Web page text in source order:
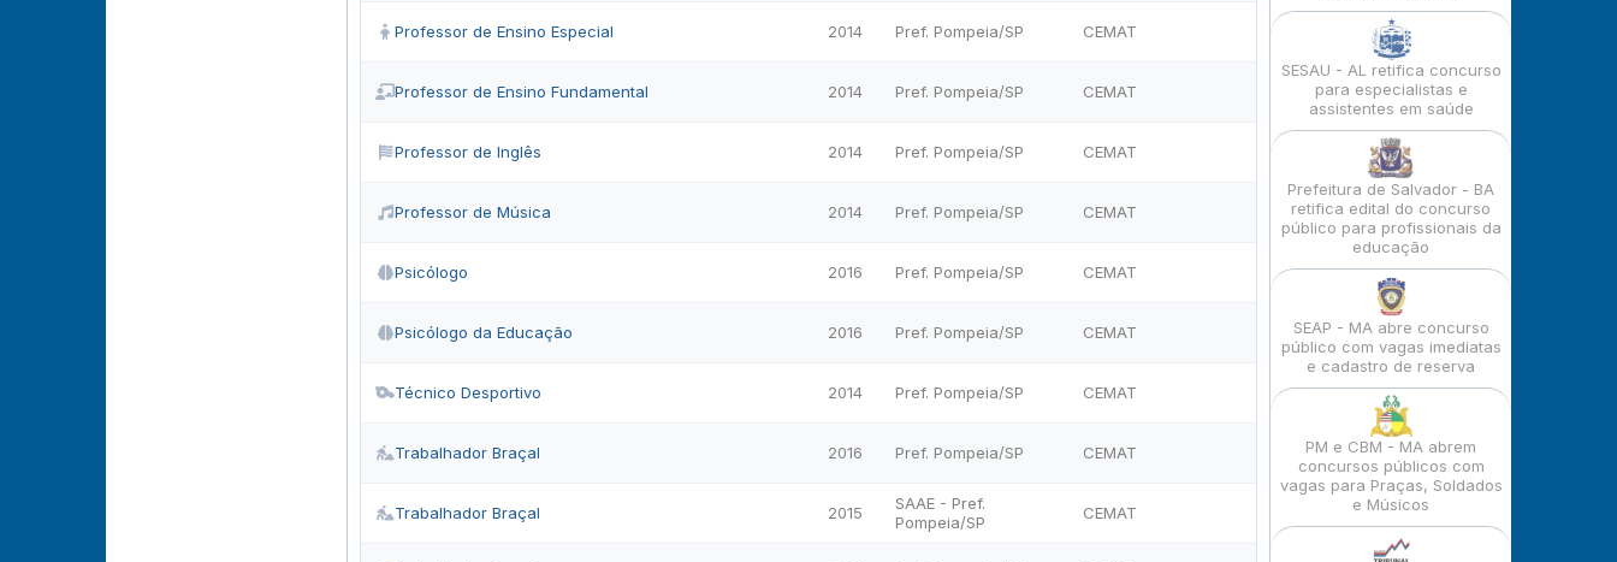
Professor de Ensino Especial 2014 Pref. Pompeia/SP CEMAT
Professor de Ensino Fundamental 2014 Pref. Pompeia/SP CEMAT
Professor de Inglês 2014 Pref. Pompeia/SP CEMAT
Professor de Música 2014 Pref. Pompeia/SP CEMAT
Psicólogo 2016 Pref. Pompeia/SP CEMAT
Psicólogo da Educação 2016 Pref. Pompeia/SP CEMAT
Técnico Desportivo 2014 Pref. Pompeia/SP CEMAT
Trabalhador Braçal 2016 Pref. Pompeia/SP CEMAT
Trabalhador Braçal 2015
SAAE - Pref.
Pompeia/SP
CEMAT
SESAU - AL retifica concurso
para especialistas e
assistentes em saúde
Prefeitura de Salvador - BA
retifica edital do concurso
público para profissionais da
educação
SEAP - MA abre concurso
público com vagas imediatas
e cadastro de reserva
PM e CBM - MA abrem
concursos públicos com
vagas para Praças, Soldados
e Músicos